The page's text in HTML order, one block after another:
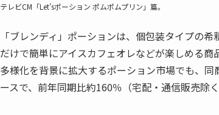
テレビCM「Let’sポーション ポムポムプリン」篇。
「ブレンディ」ポーションは、個包装タイプの
だけで簡単にアイスカフェオレなどが楽しめる
多様化を背景に拡大するポーション市場でも、
ースで、前年同期比約160％（宅配・通信販売除